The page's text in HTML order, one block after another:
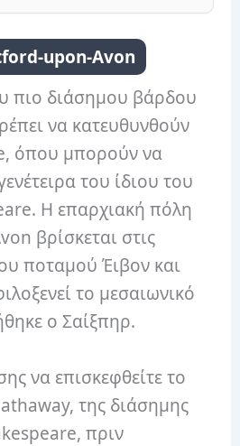
upon-Avon
πιο διάσημου βάρδου
να κατευθυνθούν
όπου μπορούν να
του ίδιου του
Η επαρχιακή πόλη
βρίσκεται στις
ποταμού Έιβον και
το μεσαιωνικό
ο Σαίξπηρ.
να επισκεφθείτε το
της διάσημης
πριν